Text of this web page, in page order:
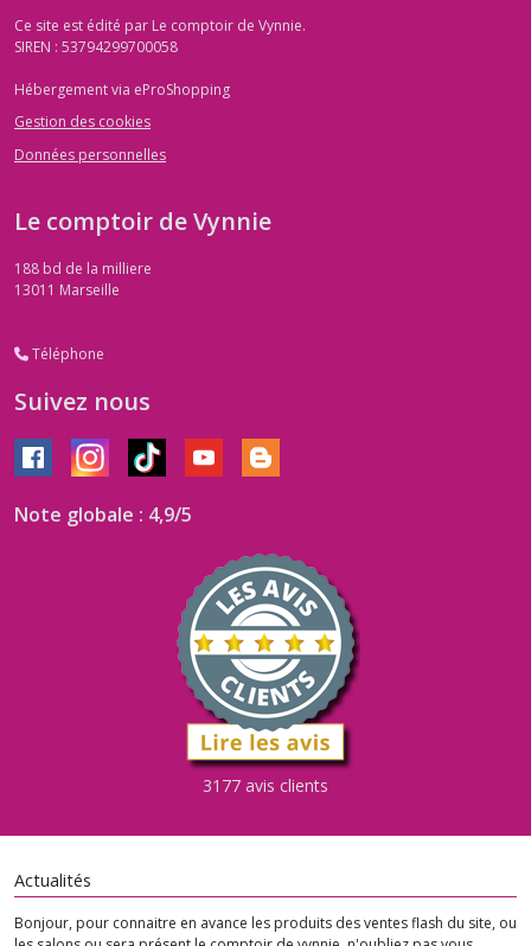
Ce site est édité par Le comptoir de Vynnie.
SIREN : 53794299700058
Hébergement via eProShopping
Gestion des cookies
Données personnelles
Le comptoir de Vynnie
188 bd de la milliere
13011 Marseille
Téléphone
Suivez nous
Note globale : 4,9/5
3177 avis clients
Actualités
Bonjour, pour connaitre en avance les produits des ventes flash du site, ou